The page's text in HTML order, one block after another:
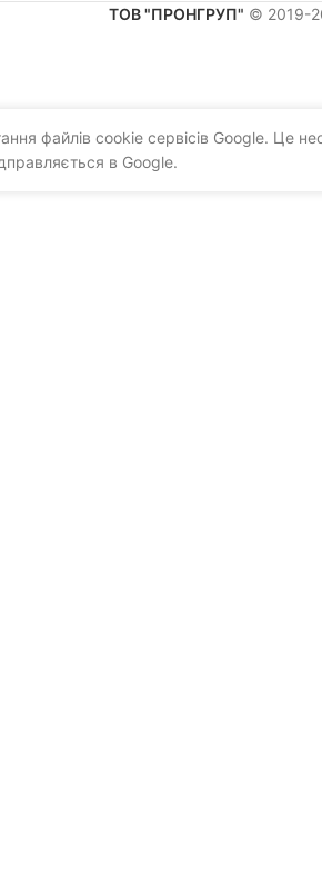
ТОВ "ПРОНГРУП" © 2019-
файлів cookie сервісів Google. Це
в Google.